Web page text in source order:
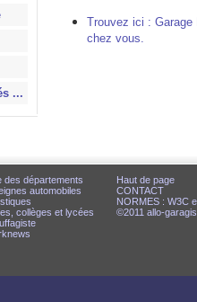
...
Trouvez ici : Garage
chez vous.
des départements
automobiles
collèges et lycées
Haut de page
CONTACT
NORMES : W3C
©2011 allo-